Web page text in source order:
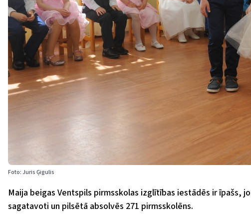
Foto: Juris Ģigulis
Maija beigas Ventspils pirmsskolas izglītības iestādēs ir īpašs,
sagatavoti un pilsētā absolvēs 271 pirmsskolēns.